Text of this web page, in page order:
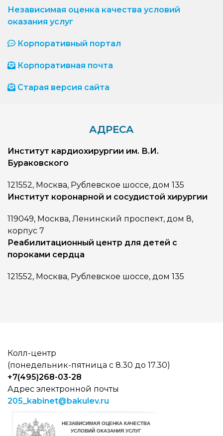
Независимая оценка качества условий
оказания услуг
Корпоративный портал
Корпоративная почта
Старая версия сайта
АДРЕСА
Институт кардиохирургии им. В.И.
Бураковского
121552, Москва, Рублевское шоссе, дом 135
Институт коронарной и сосудистой хирургии
119049, Москва, Ленинский проспект, дом 8,
корпус 7
Реабилитационный центр для детей с
пороками сердца
121552, Москва, Рублевское шоссе, дом 135
Колл-центр
(понедельник-пятница с 8.30 до 17.30)
+7(495)268-03-28
Адрес электронной почты
205_kabinet@bakulev.ru